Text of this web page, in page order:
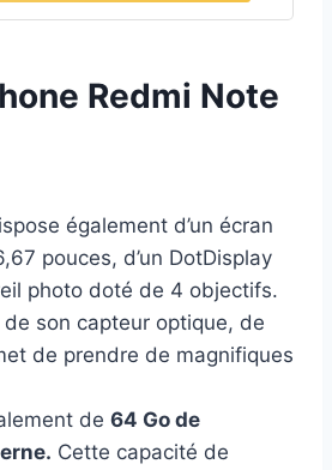
Redmi Note
également d’un écran
pouces, d’un DotDisplay
photo doté de 4 objectifs.
son capteur optique, de
de prendre de magnifiques
de 64 Go de
Cette capacité de